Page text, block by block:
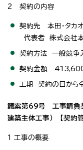
2 契約の内容
契約先 本田・タカ
代表者 株式会社
契約方法 一般競争
契約金額
工期 契約の日から
議案第69号 工事請負
建築主体工事） 【契約
1 工事の概要